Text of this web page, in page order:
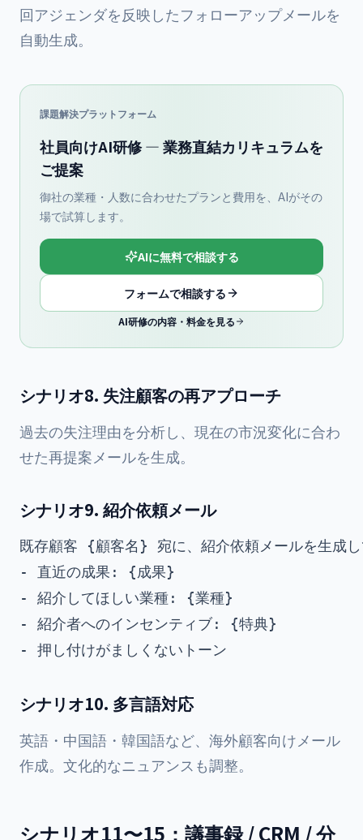
回アジェンダを反映したフォローアップメールを
自動生成。
課題解決プラットフォーム
社員向けAI研修 — 業務直結カリキュラムを
ご提案
御社の業種・人数に合わせたプランと費用を、AIがその
場で試算します。
AIに無料で相談する
フォームで相談する
AI研修の内容・料金を見る
シナリオ8. 失注顧客の再アプローチ
過去の失注理由を分析し、現在の市況変化に合わ
せた再提案メールを生成。
シナリオ9. 紹介依頼メール
既存顧客 {顧客名} 宛に、紹介依頼メールを生成し
- 直近の成果: {成果}
- 紹介してほしい業種: {業種}
- 紹介者へのインセンティブ: {特典}
シナリオ10. 多言語対応
英語・中国語・韓国語など、海外顧客向けメール
作成。文化的なニュアンスも調整。
シナリオ11〜15：議事録 / CRM / 分